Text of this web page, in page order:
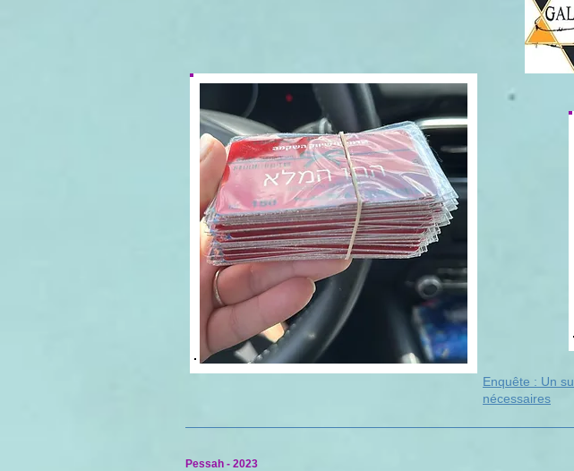
Enquête : Un
nécessaires
Pessah - 2023